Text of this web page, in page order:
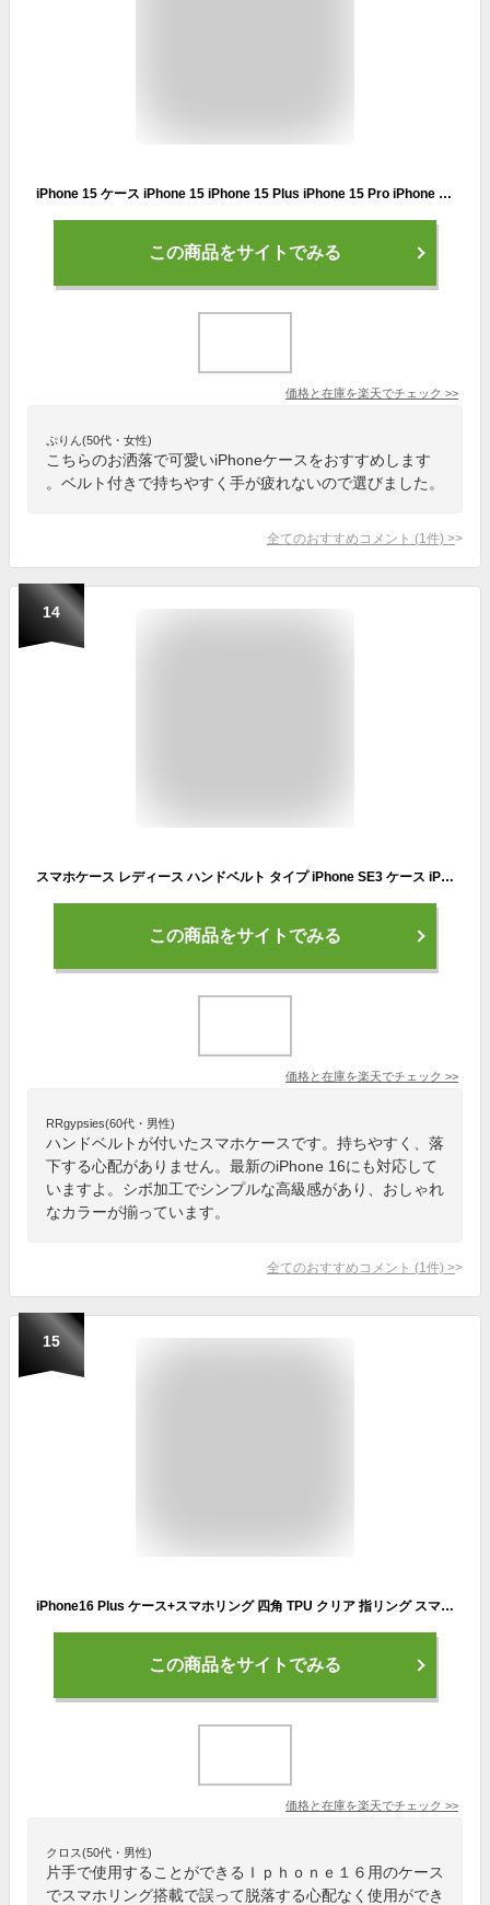
iPhone 15 ケース iPhone 15 iPhone 15 Plus iPhone 15 Pro iPhone 15 Pro Max ケース 耐衝撃 カバー レンズ 保護 メッキ仕上げされたTPU素材 ベルト付き 持ちやすい 便利 実用 綺麗な 鮮やかな 可愛い 人気 アイフォン 背面カバー CASE 強化ガラスフィルム おまけ付き
この商品をサイトでみる
価格と在庫を楽天でチェック >>
ぷりん(50代・女性)
こちらのお洒落で可愛いiPhoneケースをおすすめします
。ベルト付きで持ちやすく手が疲れないので選びました。
全てのおすすめコメント (1 件) >
14
スマホケース レディース ハンドベルト タイプ iPhone SE3 ケース iPhone13 ケース iPhone16 Plusカバー iPhone 16 Pro Max ケース iPhone16 Pro ケース iPhone16 ケース iPhone8ケース iPhone8plus スマホケース クリア 可愛い シボ加工【iphoneケース】
この商品をサイトでみる
価格と在庫を楽天でチェック >>
RRgypsies(60代・男性)
ハンドベルトが付いたスマホケースです。持ちやすく、落
下する心配がありません。最新のiPhone 16にも対応して
いますよ。シボ加工でシンプルな高級感があり、おしゃれ
なカラーが揃っています。
全てのおすすめコメント (1 件) >
15
iPhone16 Plus ケース+スマホリング 四角 TPU クリア 指リング スマホ リング付き スマホケース 耐衝撃 iPhone16 Plusケース アイフォン16plus アイホン16 カバー iPhone プラス アイフォン スマホ スタンド 持ちやすい 落下防止 角度調整 動画鑑賞 Finger Ring Holder
この商品をサイトでみる
価格と在庫を楽天でチェック >>
クロス(50代・男性)
片手で使用することができるＩｐｈｏｎｅ１６用のケース
でスマホリング搭載で誤って脱落する心配なく使用ができ